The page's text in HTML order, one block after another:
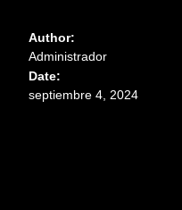
Author:
Administrador
Date:
septiembre 4, 2024